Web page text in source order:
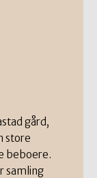
gård,
store
beboere.
samling